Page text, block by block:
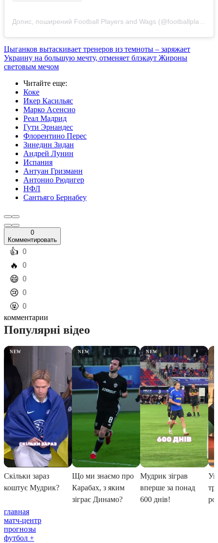
Цыганков вытаскивает тренеров из темноты – заряжает
Украину на большую мечту, отменяет блэкаут Жироны
световым мечом
Читайте еще:
Коке
Икер Касильяс
Марко Асенсио
Реал Мадрид
Гути Эрнандес
Флорентино Перес
Зинедин Зидан
Андрей Лунин
Испания
Антуан Гризманн
Антонио Рюдигер
НФЛ
Сантьяго Бернабеу
0
Комментировать
️👍 0
️🔥 0
️😄 0
️😢 0
️🤬 0
комментарии
главная
матч-центр
прогнозы
футбол +